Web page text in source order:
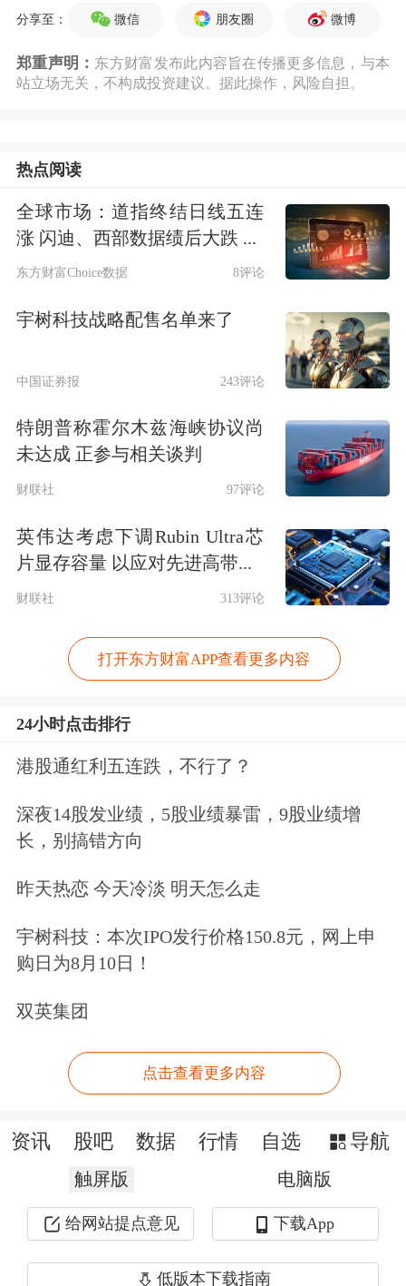
优必选占据4名非独立董事席位
具体来看，此次获得提名的5位非独立
董事中，周剑、张钜、邓峰、焦继超四
人均来自优必选。其中，周剑系优必选
的创始人和实际控制人，张钜是优必选
的首席财务官及董事会秘书，邓峰为优
必选执行董事、副总裁，焦继超则是优
究院院长。
一个非独立董事席位则给了锋龙股份原
实控人董剑刚之女董思雨。
方面仅有邓峰一人到场参会。此外，前
场仅有一位散户投资者。
随后召开的董事会中，新任董事会成员
整：董事长由董剑刚变为新实控人周
剑，董思雨任公司总经理，核心高管王
思远、夏焕强均留任。
锋龙股份已在深圳设立全资子公司
分享至： 微信 朋友圈 微博
郑重声明： 东方财富发布此内容旨在传播更多信息，与本
站立场无关，不构成投资建议。据此操作，风险自担。
热点阅读
全球市场：道指终结日线五连
涨 闪迪、西部数据绩后大跌 ...
东方财富Choice数据 8评论
宇树科技战略配售名单来了
中国证券报 243评论
特朗普称霍尔木兹海峡协议尚
未达成 正参与相关谈判
财联社 97评论
英伟达考虑下调Rubin Ultra芯
片显存容量 以应对先进高带...
财联社 313评论
打开东方财富APP查看更多内容
24小时点击排行
港股通红利五连跌，不行了？
深夜14股发业绩，5股业绩暴雷，9股业绩增
长，别搞错方向
昨天热恋 今天冷淡 明天怎么走
宇树科技：本次IPO发行价格150.8元，网上申
购日为8月10日！
双英集团
点击查看更多内容
资讯 股吧 数据 行情 自选 导航
触屏版 电脑版
给网站提点意见 下载App
低版本下载指南